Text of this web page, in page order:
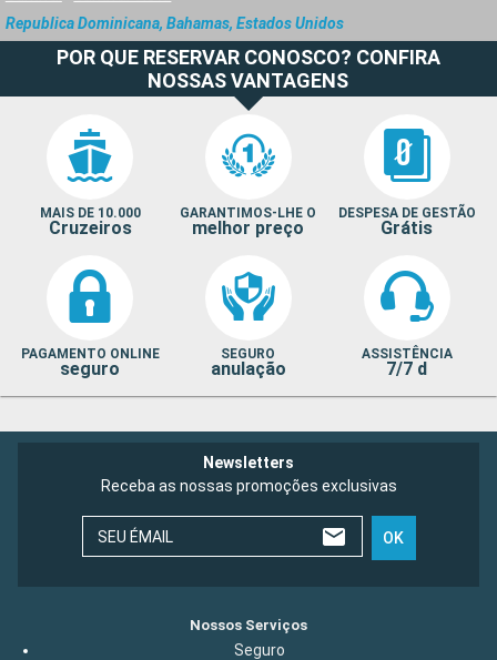
Republica Dominicana, Bahamas, Estados Unidos
POR QUE RESERVAR CONOSCO? CONFIRA
NOSSAS VANTAGENS
MAIS DE 10.000
Cruzeiros
GARANTIMOS-LHE O
melhor preço
DESPESA DE GESTÃO
Grátis
PAGAMENTO ONLINE
seguro
SEGURO
anulação
ASSISTÊNCIA
7/7 d
Newsletters
Receba as nossas promoções exclusivas
SEU ÉMAIL OK
Nossos Serviços
Seguro